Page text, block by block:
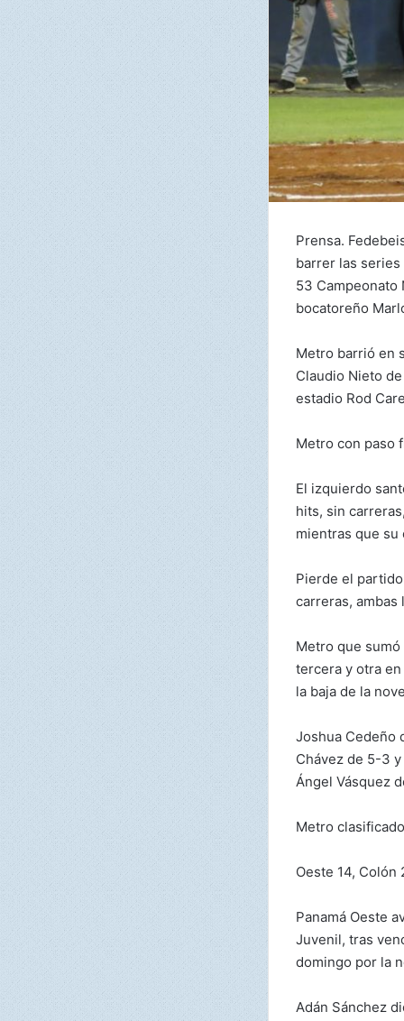
Prensa.
barrer las
53 Campeonato
bocatoreño
Metro barrió en
Claudio Nieto
estadio Rod
Metro con paso
El izquierdo
hits, sin
mientras que su
Pierde el
carreras, ambas
Metro que
tercera y otra
la baja de la
Joshua Cedeño
Chávez de 5-3
Ángel Vásquez
Metro
Oeste 14, Colón
Panamá Oeste
Juvenil, tras
domingo por la
Adán Sánchez